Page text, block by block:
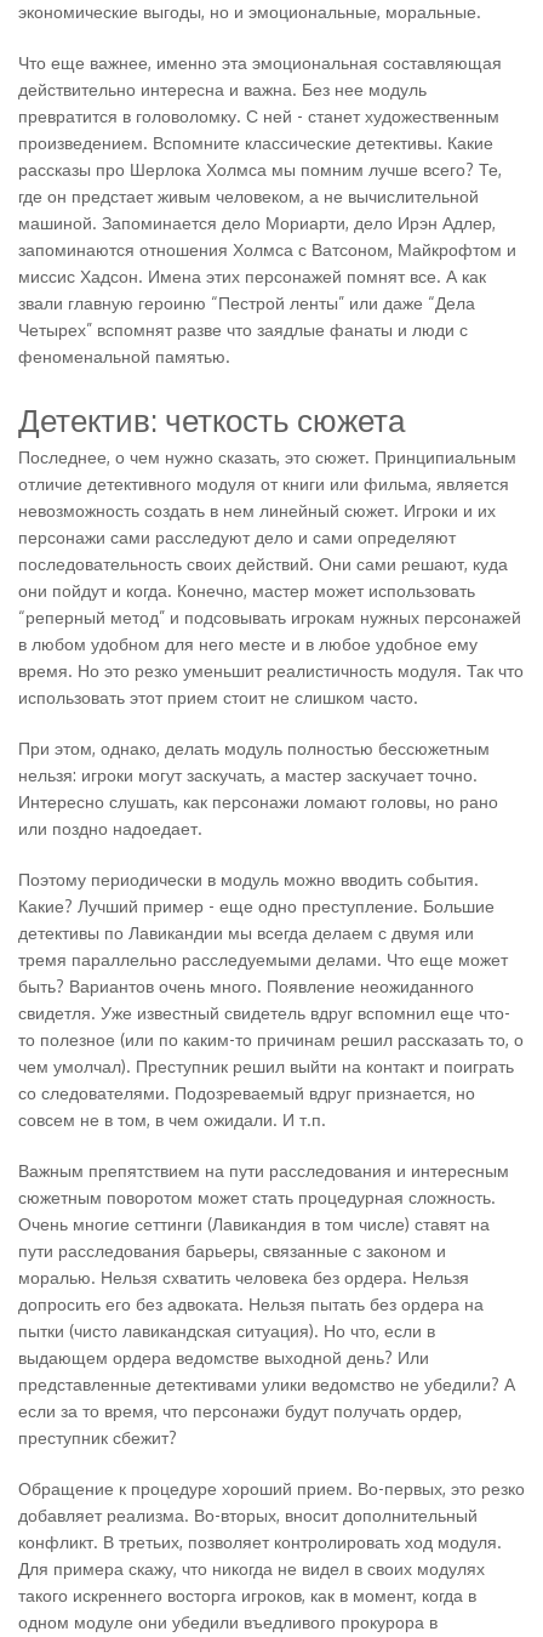
экономические выгоды, но и эмоциональные, моральные.
Что еще важнее, именно эта эмоциональная составляющая
действительно интересна и важна. Без нее модуль
превратится в головоломку. С ней - станет художественным
произведением. Вспомните классические детективы. Какие
рассказы про Шерлока Холмса мы помним лучше всего? Те,
где он предстает живым человеком, а не вычислительной
машиной. Запоминается дело Мориарти, дело Ирэн Адлер,
запоминаются отношения Холмса с Ватсоном, Майкрофтом и
миссис Хадсон. Имена этих персонажей помнят все. А как
звали главную героиню “Пестрой ленты” или даже “Дела
Четырех” вспомнят разве что заядлые фанаты и люди с
феноменальной памятью.
Детектив: четкость сюжета
Последнее, о чем нужно сказать, это сюжет. Принципиальным
отличие детективного модуля от книги или фильма, является
невозможность создать в нем линейный сюжет. Игроки и их
персонажи сами расследуют дело и сами определяют
последовательность своих действий. Они сами решают, куда
они пойдут и когда. Конечно, мастер может использовать
“реперный метод” и подсовывать игрокам нужных персонажей
в любом удобном для него месте и в любое удобное ему
время. Но это резко уменьшит реалистичность модуля. Так что
использовать этот прием стоит не слишком часто.
При этом, однако, делать модуль полностью бессюжетным
нельзя: игроки могут заскучать, а мастер заскучает точно.
Интересно слушать, как персонажи ломают головы, но рано
или поздно надоедает.
Поэтому периодически в модуль можно вводить события.
Какие? Лучший пример - еще одно преступление. Большие
детективы по Лавикандии мы всегда делаем с двумя или
тремя параллельно расследуемыми делами. Что еще может
быть? Вариантов очень много. Появление неожиданного
свидетля. Уже известный свидетель вдруг вспомнил еще что-
то полезное (или по каким-то причинам решил рассказать то, о
чем умолчал). Преступник решил выйти на контакт и поиграть
со следователями. Подозреваемый вдруг признается, но
совсем не в том, в чем ожидали. И т.п.
Важным препятствием на пути расследования и интересным
сюжетным поворотом может стать процедурная сложность.
Очень многие сеттинги (Лавикандия в том числе) ставят на
пути расследования барьеры, связанные с законом и
моралью. Нельзя схватить человека без ордера. Нельзя
допросить его без адвоката. Нельзя пытать без ордера на
пытки (чисто лавикандская ситуация). Но что, если в
выдающем ордера ведомстве выходной день? Или
представленные детективами улики ведомство не убедили? А
если за то время, что персонажи будут получать ордер,
преступник сбежит?
Обращение к процедуре хороший прием. Во-первых, это резко
добавляет реализма. Во-вторых, вносит дополнительный
конфликт. В третьих, позволяет контролировать ход модуля.
Для примера скажу, что никогда не видел в своих модулях
такого искреннего восторга игроков, как в момент, когда в
одном модуле они убедили въедливого прокурора в